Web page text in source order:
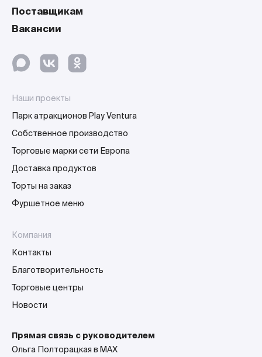
Поставщикам
Вакансии
Наши проекты
Парк атракционов Play Ventura
Собственное производство
Торговые марки сети Европа
Доставка продуктов
Торты на заказ
Фуршетное меню
Компания
Контакты
Благотворительность
Торговые центры
Новости
Прямая связь с руководителем
Ольга Полторацкая в MAX